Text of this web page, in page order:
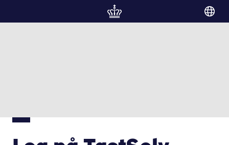
Gå til forside